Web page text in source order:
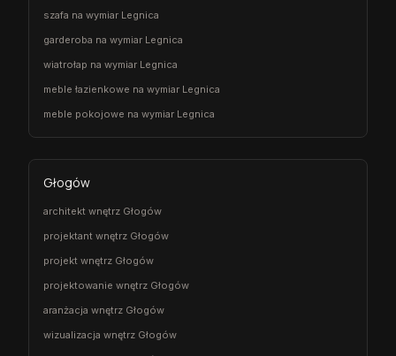
szafa na wymiar Legnica
garderoba na wymiar Legnica
wiatrołap na wymiar Legnica
meble łazienkowe na wymiar Legnica
meble pokojowe na wymiar Legnica
Głogów
architekt wnętrz Głogów
projektant wnętrz Głogów
projekt wnętrz Głogów
projektowanie wnętrz Głogów
aranżacja wnętrz Głogów
wizualizacja wnętrz Głogów